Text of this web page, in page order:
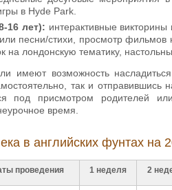
в Hyde Park.
16 лет): интерактивные
песни/стихи, просмотр
на лондонскую тематику,
имеют возможность
так и
под присмотром родителей
время.
в английских фунтах на
проведения 1 неделя 2